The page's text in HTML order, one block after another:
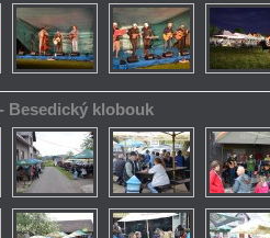
Besedický klobouk